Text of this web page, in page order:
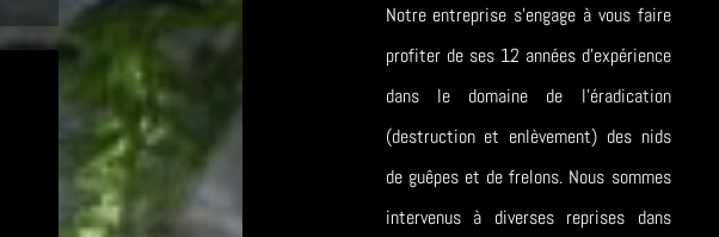
Notre entreprise s’engage à vous faire
profiter de ses 12 années d’expérience
dans le domaine de l’éradication
(destruction et enlèvement) des nids
de guêpes et de frelons. Nous sommes
intervenus à diverses reprises dans